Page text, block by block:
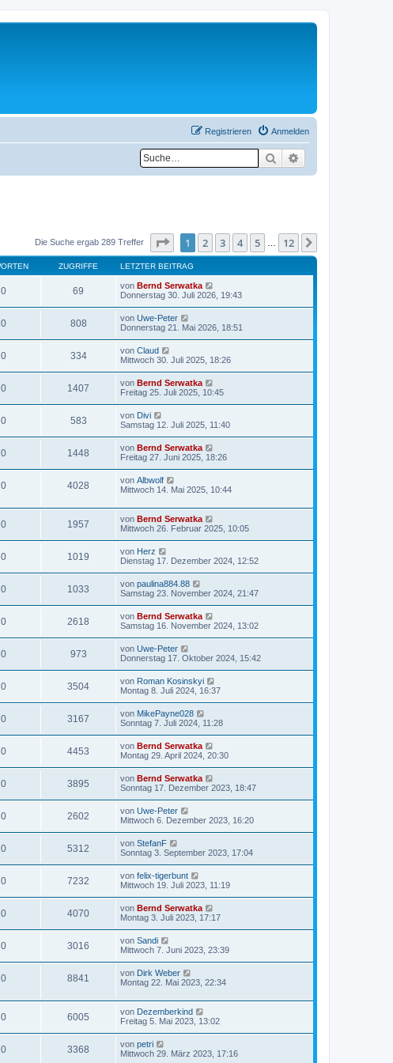
Anmelden
Registrieren
Suche
Die Suche ergab 289 Treffer Seite von12
1 2 3 4 5 12
ZUGRIFFE LETZTER BEITRAG
0 69 von Bernd Serwatka
Donnerstag 30. Juli 2026, 19:43
0 808 von Uwe-Peter
Donnerstag 21. Mai 2026, 18:51
0 334 von Claud
Mittwoch 30. Juli 2025, 18:26
0 1407 von Bernd Serwatka
Freitag 25. Juli 2025, 10:45
0 583 von Divi
Samstag 12. Juli 2025, 11:40
0 1448 von Bernd Serwatka
Freitag 27. Juni 2025, 18:26
0 4028 von Albwolf
Mittwoch 14. Mai 2025, 10:44
0 1957 von Bernd Serwatka
Mittwoch 26. Februar 2025, 10:05
0 1019 von Herz
Dienstag 17. Dezember 2024, 12:52
0 1033 von paulina884.88
Samstag 23. November 2024, 21:47
0 2618 von Bernd Serwatka
Samstag 16. November 2024, 13:02
0 973 von Uwe-Peter
Donnerstag 17. Oktober 2024, 15:42
0 3504 von Roman Kosinskyi
Montag 8. Juli 2024, 16:37
0 3167 von MikePayne028
Sonntag 7. Juli 2024, 11:28
0 4453 von Bernd Serwatka
Montag 29. April 2024, 20:30
0 3895 von Bernd Serwatka
Sonntag 17. Dezember 2023, 18:47
0 2602 von Uwe-Peter
Mittwoch 6. Dezember 2023, 16:20
0 5312 von StefanF
Sonntag 3. September 2023, 17:04
0 7232 von felix-tigerbunt
Mittwoch 19. Juli 2023, 11:19
0 4070 von Bernd Serwatka
Montag 3. Juli 2023, 17:17
0 3016 von Sandi
Mittwoch 7. Juni 2023, 23:39
0 8841 von Dirk Weber
Montag 22. Mai 2023, 22:34
0 6005 von Dezemberkind
Freitag 5. Mai 2023, 13:02
0 3368 von petri
Mittwoch 29. März 2023, 17:16